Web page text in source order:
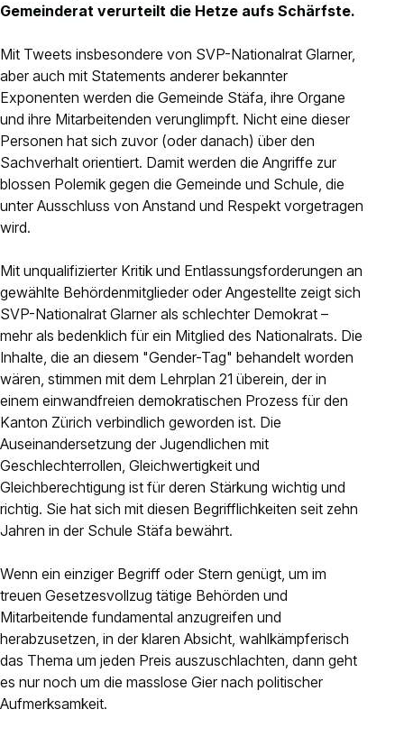
Gemeinderat verurteilt die Hetze aufs Schärfste.
Mit Tweets insbesondere von SVP-Nationalrat Glarner,
aber auch mit Statements anderer bekannter
Exponenten werden die Gemeinde Stäfa, ihre Organe
und ihre Mitarbeitenden verunglimpft. Nicht eine dieser
Personen hat sich zuvor (oder danach) über den
Sachverhalt orientiert. Damit werden die Angriffe zur
blossen Polemik gegen die Gemeinde und Schule, die
unter Ausschluss von Anstand und Respekt vorgetragen
wird.
Mit unqualifizierter Kritik und Entlassungsforderungen an
gewählte Behördenmitglieder oder Angestellte zeigt sich
SVP-Nationalrat Glarner als schlechter Demokrat –
mehr als bedenklich für ein Mitglied des Nationalrats. Die
Inhalte, die an diesem "Gender-Tag" behandelt worden
wären, stimmen mit dem Lehrplan 21 überein, der in
einem einwandfreien demokratischen Prozess für den
Kanton Zürich verbindlich geworden ist. Die
Auseinandersetzung der Jugendlichen mit
Geschlechterrollen, Gleichwertigkeit und
Gleichberechtigung ist für deren Stärkung wichtig und
richtig. Sie hat sich mit diesen Begrifflichkeiten seit zehn
Jahren in der Schule Stäfa bewährt.
Wenn ein einziger Begriff oder Stern genügt, um im
treuen Gesetzesvollzug tätige Behörden und
Mitarbeitende fundamental anzugreifen und
herabzusetzen, in der klaren Absicht, wahlkämpferisch
das Thema um jeden Preis auszuschlachten, dann geht
es nur noch um die masslose Gier nach politischer
Aufmerksamkeit.